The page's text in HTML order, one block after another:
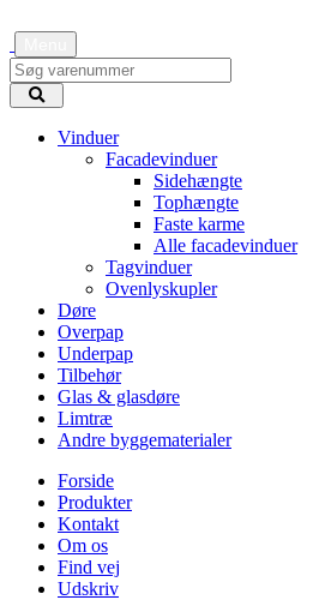
Vinduer
Facadevinduer
Sidehængte
Tophængte
Faste karme
Alle facadevinduer
Tagvinduer
Ovenlyskupler
Døre
Overpap
Underpap
Tilbehør
Glas & glasdøre
Limtræ
Andre byggematerialer
Forside
Produkter
Kontakt
Om os
Find vej
Udskriv